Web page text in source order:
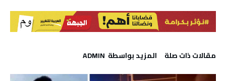
‫مقالات ذات صلة‬ ‫‫المزيد بواسطة‬ ‬ ADMIN